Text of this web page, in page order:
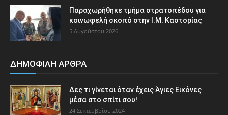
Παραχωρήθηκε τμήμα στρατοπέδου για
κοινωφελή σκοπό στην Ι.Μ. Καστορίας
5 Αυγούστου 2026
ΔΗΜΟΦΙΛΗ ΑΡΘΡΑ
Δες τι γίνεται όταν έχεις Άγιες Εικόνες
μέσα στο σπίτι σου!
24 Σεπτεμβρίου 2024